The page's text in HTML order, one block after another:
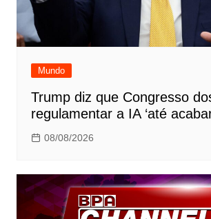
Mundo
Trump diz que Congresso
regulamentar a IA ‘até
08/08/2026